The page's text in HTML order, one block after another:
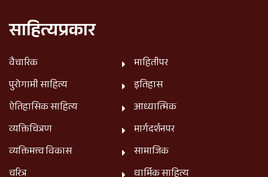
साहित्यप्रकार
वैचारिक
पुरोगामी साहित्य
ऐतिहासिक साहित्य
व्यक्तिचित्रण
व्यक्तिमत्त्व विकास
माहितीपर
इतिहास
आध्यात्मिक
मार्गदर्शनपर
सामाजिक